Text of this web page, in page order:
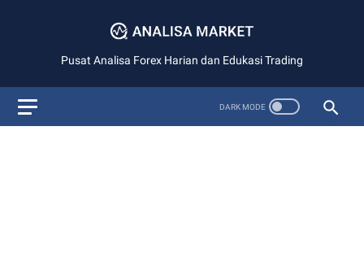
Pusat Analisa Forex Harian dan Edukasi Trading